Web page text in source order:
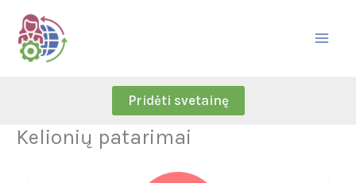
Skip
content
Pridėti svetainę
Kelionių patarimai